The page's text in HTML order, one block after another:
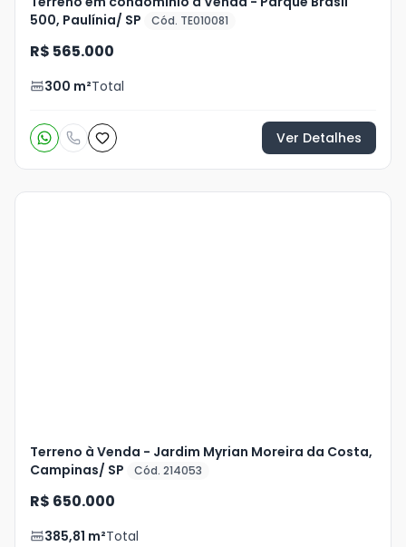
500, Paulínia/ SP
Cód. TE010081
R$ 565.000
300 m²Total
Ver Detalhes
Terreno à Venda - Jardim Myrian Moreira da Costa,
Campinas/ SP
Cód. 214053
R$ 650.000
385,81 m²Total